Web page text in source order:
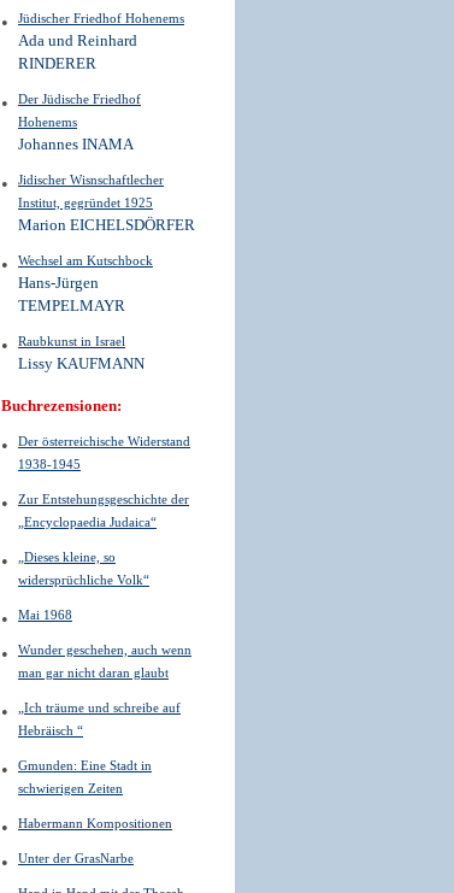
Jüdischer Friedhof Hohenems
Ada und Reinhard
RINDERER
Der Jüdische Friedhof
Hohenems
Johannes INAMA
Jidischer Wisnschaftlecher
Institut, gegründet 1925
Marion EICHELSDÖRFER
Wechsel am Kutschbock
Hans-Jürgen
TEMPELMAYR
Raubkunst in Israel
Lissy KAUFMANN
Buchrezensionen:
Der österreichische Widerstand
1938-1945
Zur Entstehungsgeschichte der
„Encyclopaedia Judaica“
„Dieses kleine, so
widersprüchliche Volk“
Mai 1968
Wunder geschehen, auch wenn
man gar nicht daran glaubt
„Ich träume und schreibe auf
Hebräisch “
Gmunden: Eine Stadt in
schwierigen Zeiten
Habermann Kompositionen
Unter der GrasNarbe